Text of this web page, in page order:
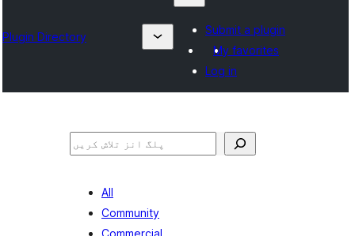
Plugin Directory
Submit a plugin
My favorites
Log in
تلاش
All
Community
Commercial